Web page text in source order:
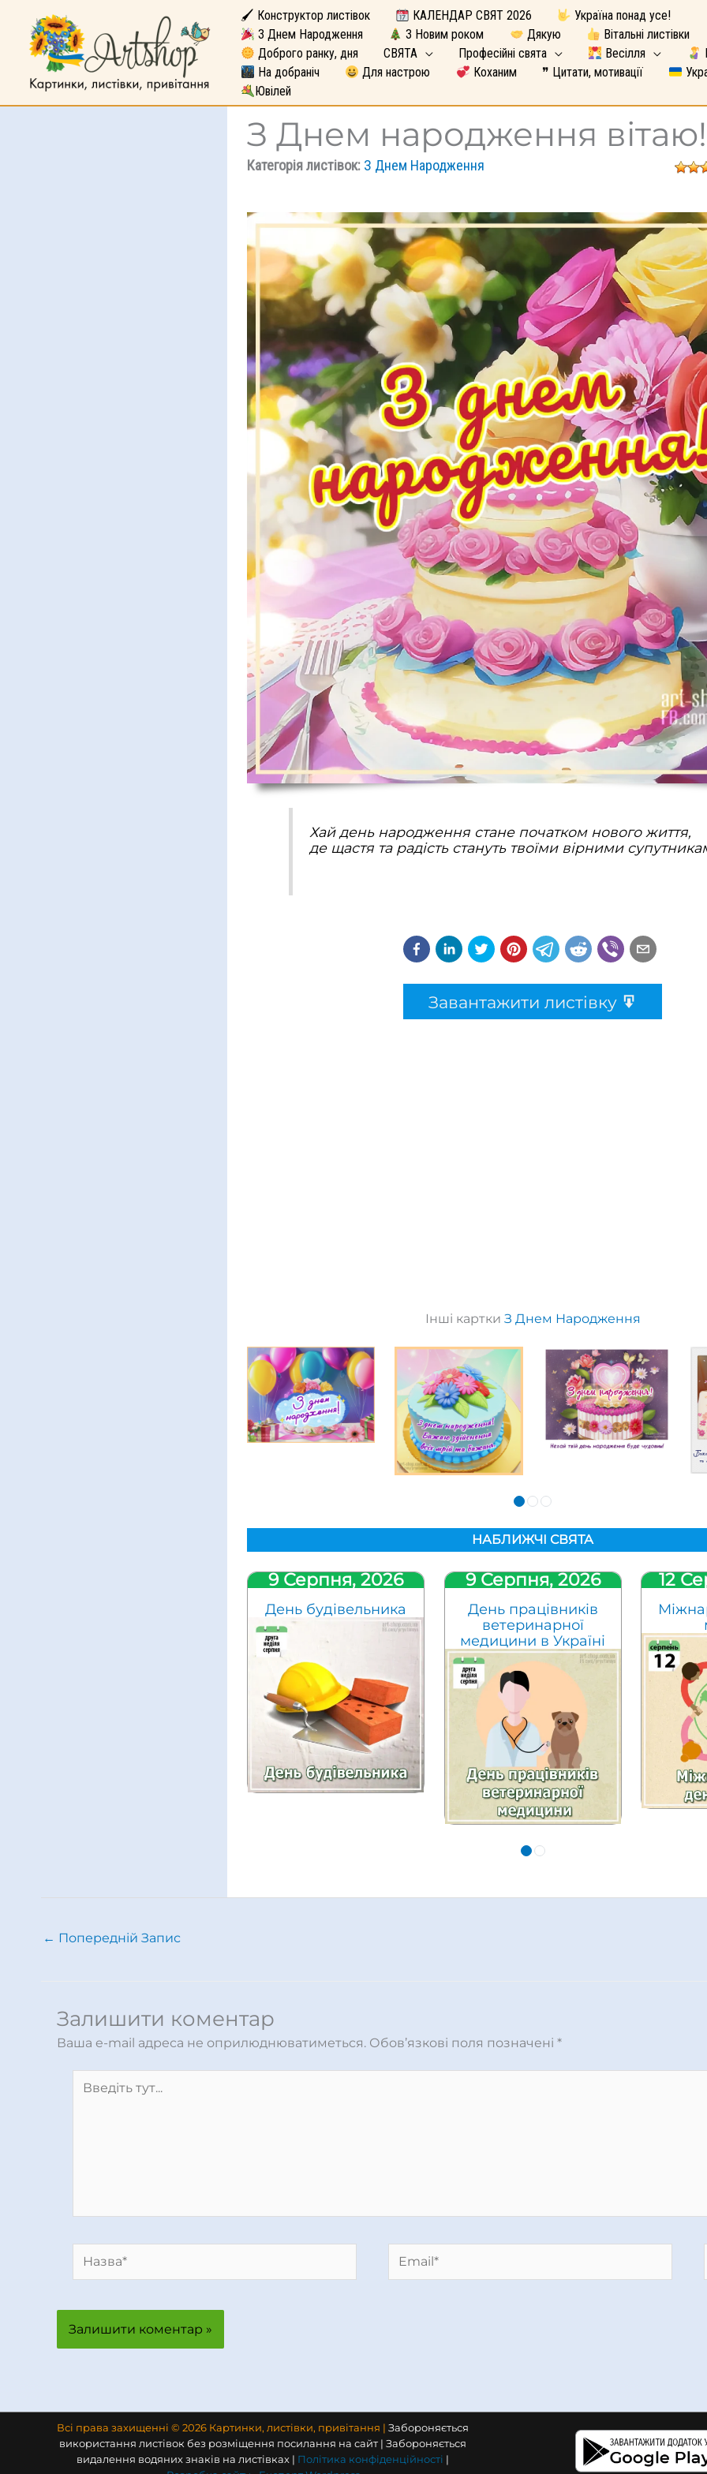
🖌 Конструктор листівок КАЛЕНДАР СВЯТ 2026
Україна понад усе!
З Днем Народження
З Новим роком Дякую
Вітальні листівки
Доброго ранку, дня
СВЯТА Професійні свята Весілля
На добраніч
Для настрою Коханим ❞ Цитати, мотивації
Ювілей
З Днем народження вітаю!
Категорія листівок: З Днем Народження
Хай день народження стане початком нового життя,
де щастя та радість стануть твоїми вірними
Завантажити листівку
Інші картки З Днем Народження
НАБЛИЖЧІ СВЯТА
9 Серпня, 2026
День будівельника
9 Серпня, 2026
День працівників
ветеринарної
медицини в Україні
12
← Попередній Запис
Залишити коментар
Ваша e-mail адреса не оприлюднюватиметься. Обов’язкові поля позначені *
тут...
Всі права захищенні © 2026 Картинки, листівки, привітання | Забороняється
використання листівок без розміщення посилання на сайт | Забороняється
видалення водяних знаків на листівках | Політика конфіденційності |